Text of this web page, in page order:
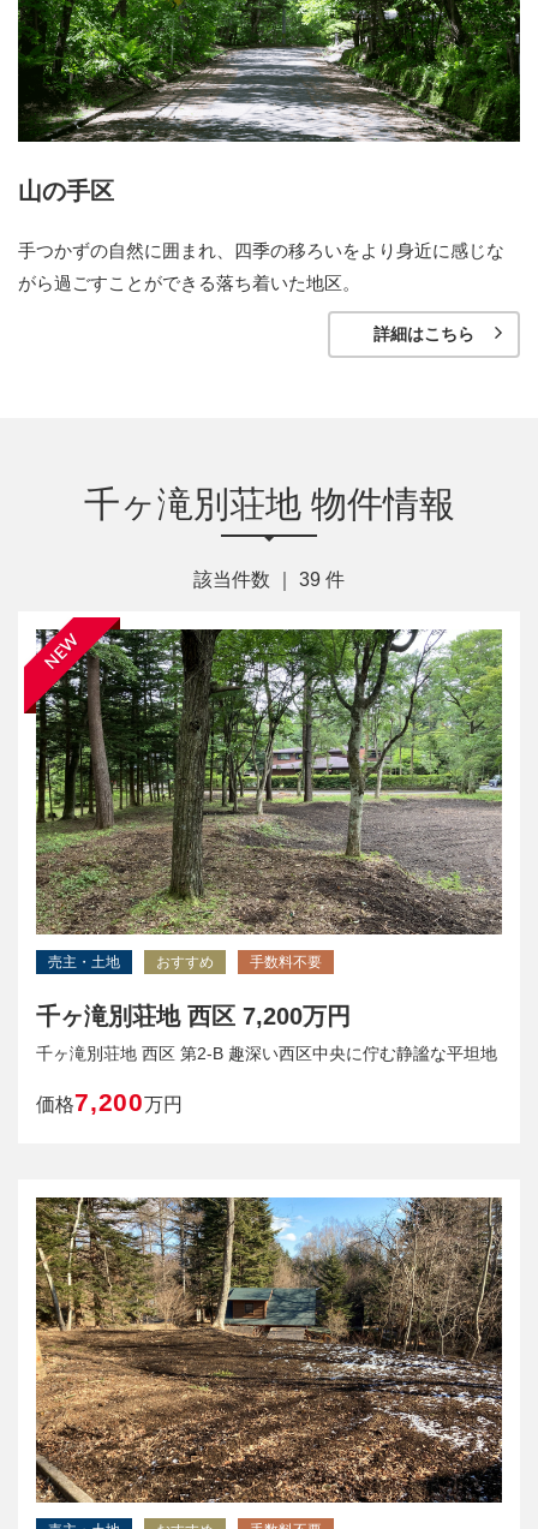
山の手区
手つかずの自然に囲まれ、四季の移ろいをより身近に感じな
がら過ごすことができる落ち着いた地区。
詳細はこちら
千ヶ滝別荘地 物件情報
該当件数 ｜ 39 件
NEW
売主・土地 おすすめ 手数料不要
千ヶ滝別荘地 西区 7,200万円
千ヶ滝別荘地 西区 第2‐B 趣深い西区中央に佇む静謐な平坦地
価格7,200万円